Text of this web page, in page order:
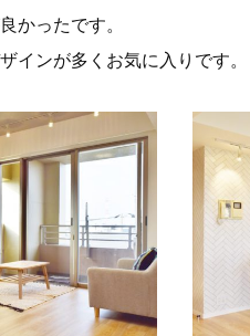
かったです。
インが多くお気に入りです。